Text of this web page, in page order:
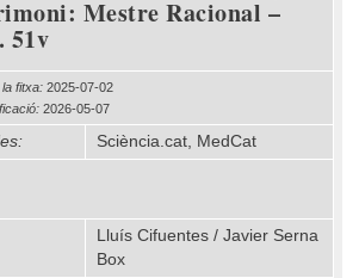
Mestre Racional –
51v
fitxa: 2025-07-02
2026-05-07
Sciència.cat, MedCat
Lluís Cifuentes / Javier Serna
Box